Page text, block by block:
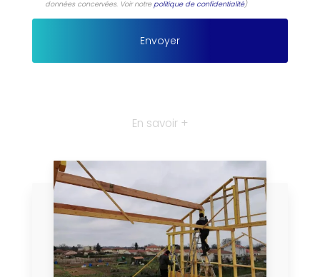
données concervées. Voir notrepolitique de confidentialité)
En savoir +